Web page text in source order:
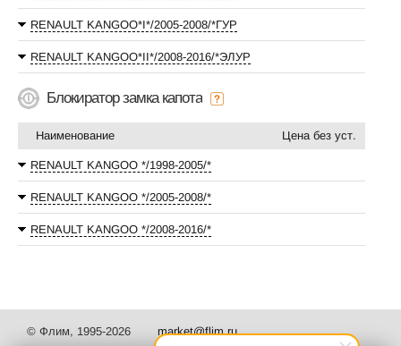
RENAULT KANGOO*I*/2005-2008/*ГУР
RENAULT KANGOO*II*/2008-2016/*ЭЛУР
Блокиратор замка капота
Наименование Цена без уст.
RENAULT KANGOO */1998-2005/*
RENAULT KANGOO */2005-2008/*
RENAULT KANGOO */2008-2016/*
© Флим, 1995-2026 market@flim.ru